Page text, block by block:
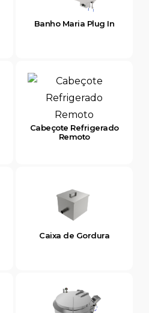
Banho Maria Plug In
Cabeçote Refrigerado
Remoto
Caixa de Gordura